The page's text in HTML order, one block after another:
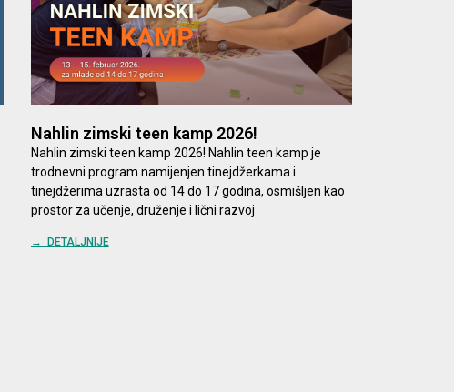
Nahlin zimski teen kamp 2026!
Nahlin zimski teen kamp 2026! Nahlin teen kamp je
trodnevni program namijenjen tinejdžerkama i
tinejdžerima uzrasta od 14 do 17 godina, osmišljen kao
prostor za učenje, druženje i lični razvoj
→ DETALJNIJE